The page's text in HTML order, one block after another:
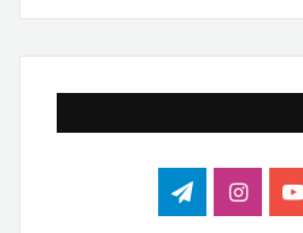
یوتیوباینستاگرام
تلگرام